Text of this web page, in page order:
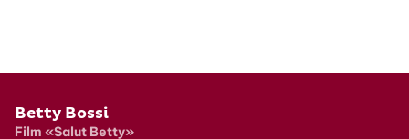
Pied de page
Betty Bossi
Film «Salut Betty»